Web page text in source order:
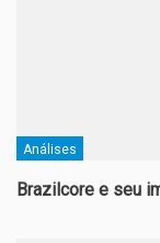
Análises
Brazilcore e seu